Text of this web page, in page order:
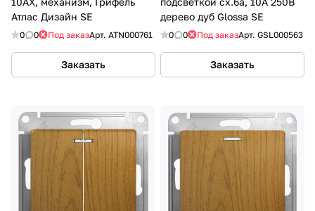
Атлас Дизайн SE
0 0 Под заказАрт. ATN000761
Заказать
дерево дуб Glossa SE
0 0 Под заказАрт. GSL000563
Заказать